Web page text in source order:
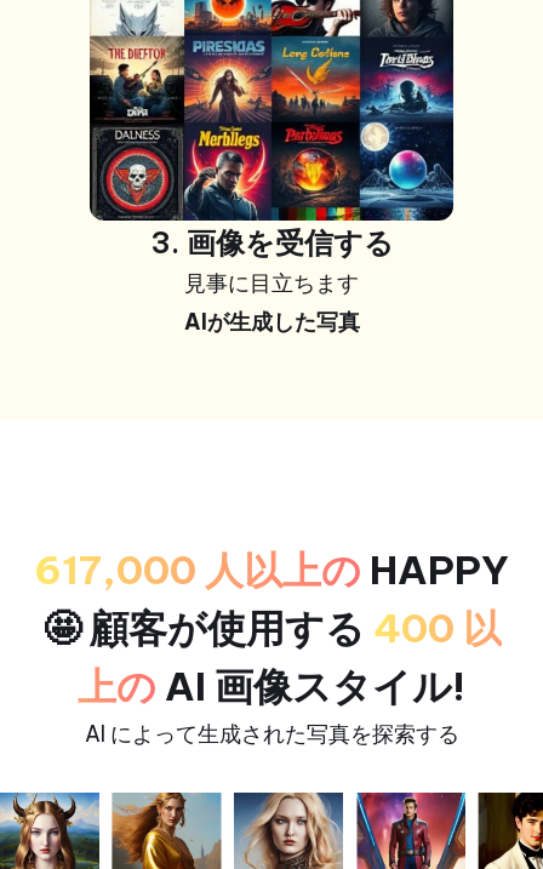
3. 画像を受信する
見事に目立ちます
AIが生成した写真
617,000 人以上の HAPPY
🤩 顧客が使用する 400 以
上の AI 画像スタイル!
AI によって生成された写真を探索する